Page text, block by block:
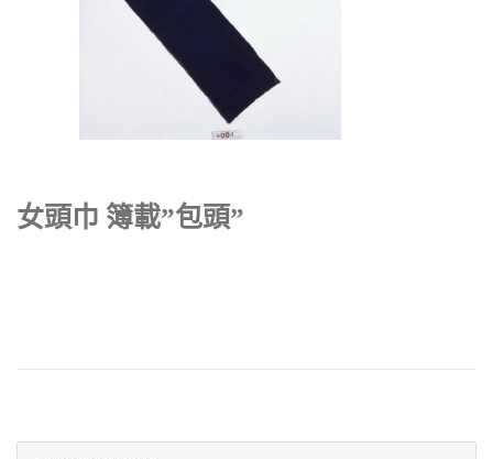
女頭巾 簿載”包頭”